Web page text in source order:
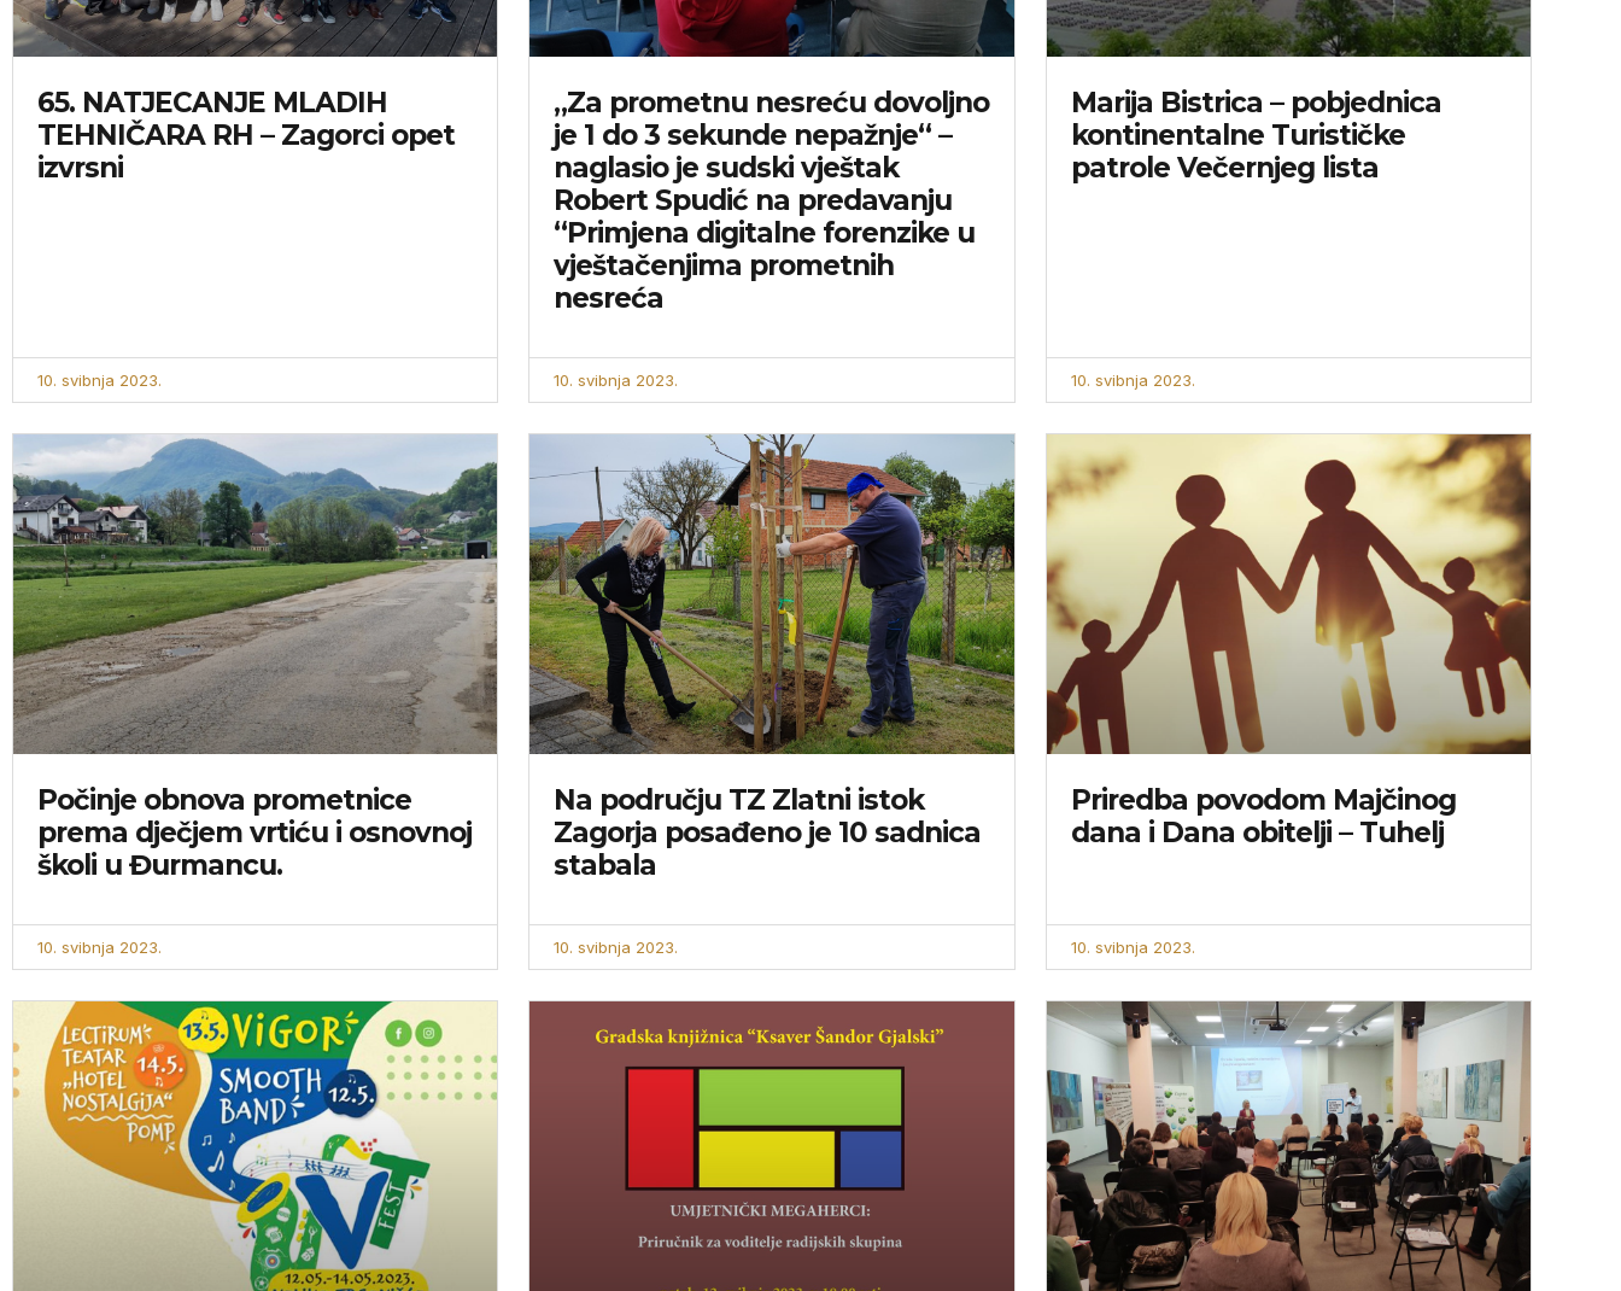
65. NATJECANJE MLADIH
TEHNIČARA RH – Zagorci opet
izvrsni
10. svibnja 2023.
„Za prometnu nesreću dovoljno
je 1 do 3 sekunde nepažnje“ –
naglasio je sudski vještak
Robert Spudić na predavanju
“Primjena digitalne forenzike u
vještačenjima prometnih
nesreća
10. svibnja 2023.
Marija Bistrica – pobjednica
kontinentalne Turističke
patrole Večernjeg lista
10. svibnja 2023.
Počinje obnova prometnice
prema dječjem vrtiću i osnovnoj
školi u Đurmancu.
10. svibnja 2023.
Na području TZ Zlatni istok
Zagorja posađeno je 10 sadnica
stabala
10. svibnja 2023.
Priredba povodom Majčinog
dana i Dana obitelji – Tuhelj
10. svibnja 2023.